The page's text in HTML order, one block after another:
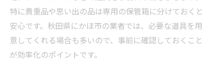
特に貴重品や思い出の品は専用の保管箱に分けておくと
安心です。秋田県にかほ市の業者では、必要な道具を用
意してくれる場合も多いので、事前に確認しておくこと
が効率化のポイントです。